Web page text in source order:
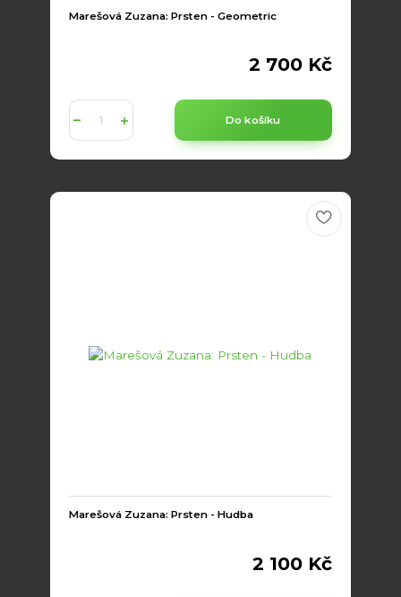
Marešová Zuzana: Prsten - Geometric
2 700 Kč
Do košíku
Marešová Zuzana: Prsten - Hudba
2 100 Kč